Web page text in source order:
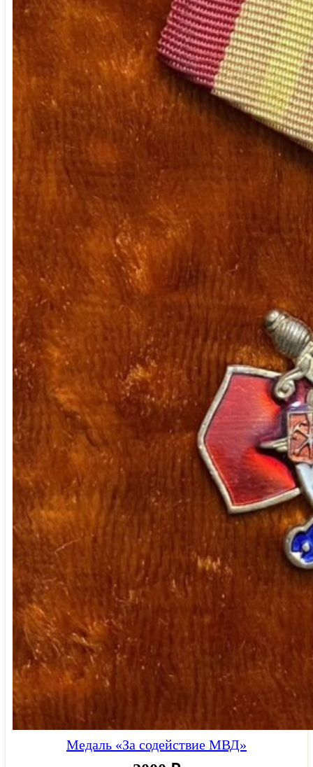
Медаль «За содействие МВД»